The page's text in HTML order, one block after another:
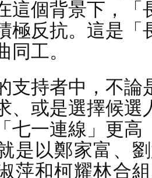
這個背景下，「
極反抗。這是「
同工。
支持者中，不論
、或是選擇候選
七一連線」更高
是以鄭家富、
萍和柯耀林合